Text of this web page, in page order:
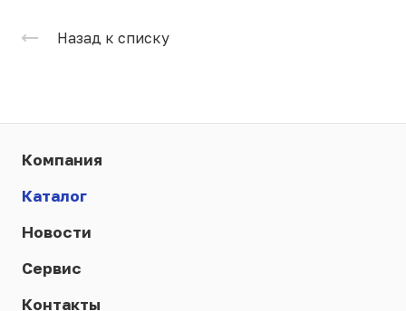
Назад к списку
Компания
Каталог
Новости
Сервис
Контакты